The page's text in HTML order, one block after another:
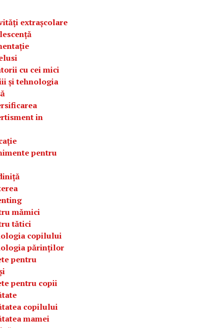
extrașcolare
cu cei mici
și tehnologia
in
pentru
mămici
tătici
copilului
părinților
pentru
pentru copii
copilului
mamei